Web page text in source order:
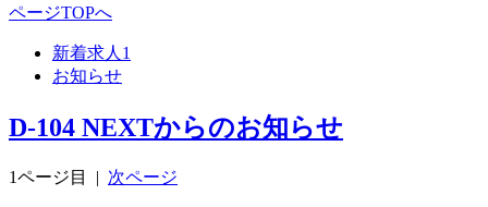
ページTOPへ
新着求人 1
お知らせ
D-104 NEXTからのお知らせ
1ページ目 | 次ページ